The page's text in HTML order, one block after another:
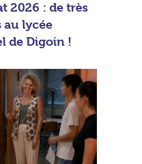
2026 : de très
au lycée
de Digoin !